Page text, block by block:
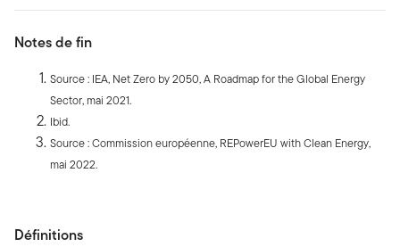
Notes de fin
Source : IEA, Net Zero by 2050, A Roadmap for the Global Energy
Sector, mai 2021.
Ibid.
Source : Commission européenne, REPowerEU with Clean Energy,
mai 2022.
Définitions